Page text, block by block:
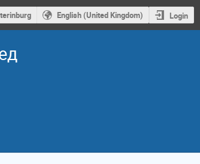
English (United Kingdom) Login